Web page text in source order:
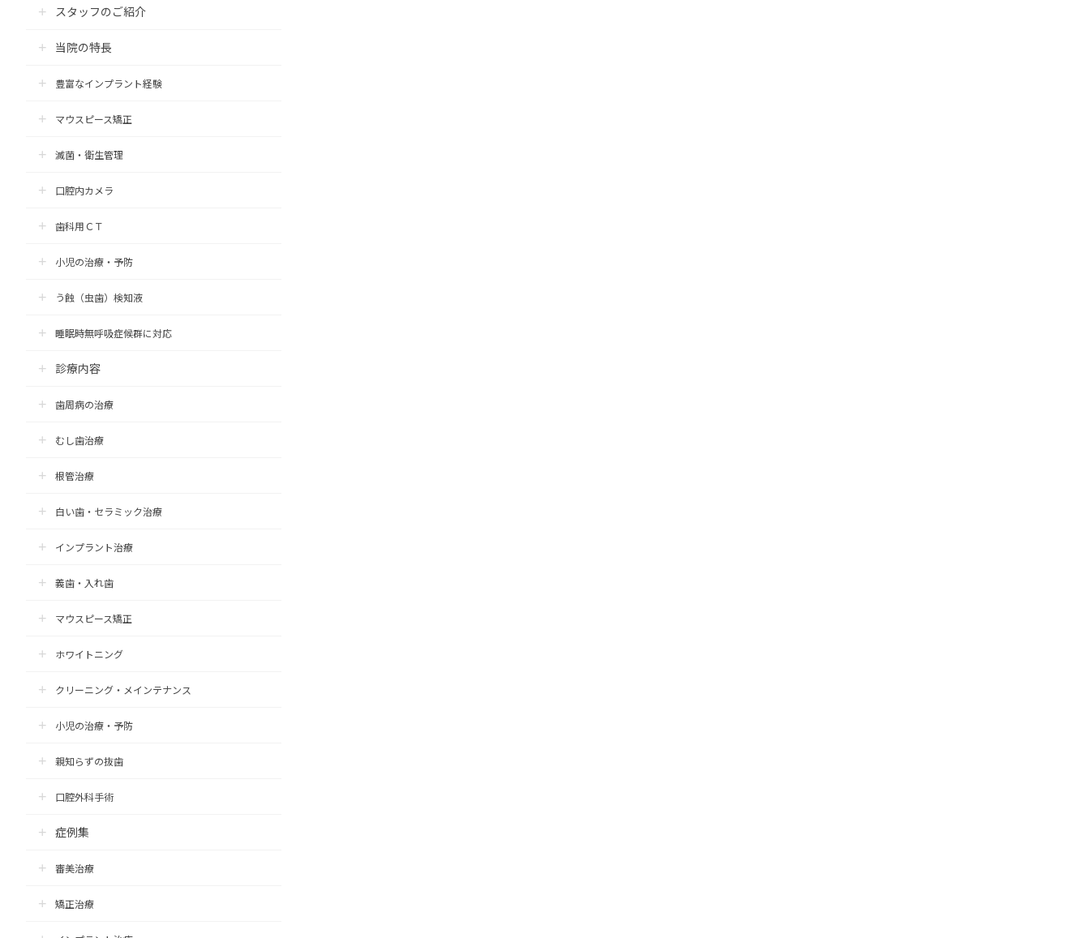
スタッフのご紹介
当院の特長
豊富なインプラント経験
マウスピース矯正
滅菌・衛生管理
口腔内カメラ
歯科用ＣＴ
小児の治療・予防
う蝕（虫歯）検知液
睡眠時無呼吸症候群に対応
診療内容
歯周病の治療
むし歯治療
根管治療
白い歯・セラミック治療
インプラント治療
義歯・入れ歯
マウスピース矯正
ホワイトニング
クリーニング・メインテナンス
小児の治療・予防
親知らずの抜歯
口腔外科手術
症例集
審美治療
矯正治療